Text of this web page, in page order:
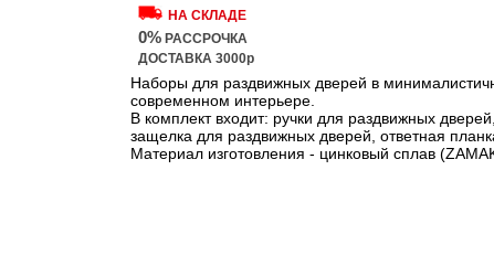
НА СКЛАДЕ
0% РАССРОЧКА
ДОСТАВКА 3000р
Наборы для раздвижных дверей в
современном интерьере.
В комплект входит: ручки для раздвижных
защелка для раздвижных дверей, ответная
Материал изготовления - цинковый сплав